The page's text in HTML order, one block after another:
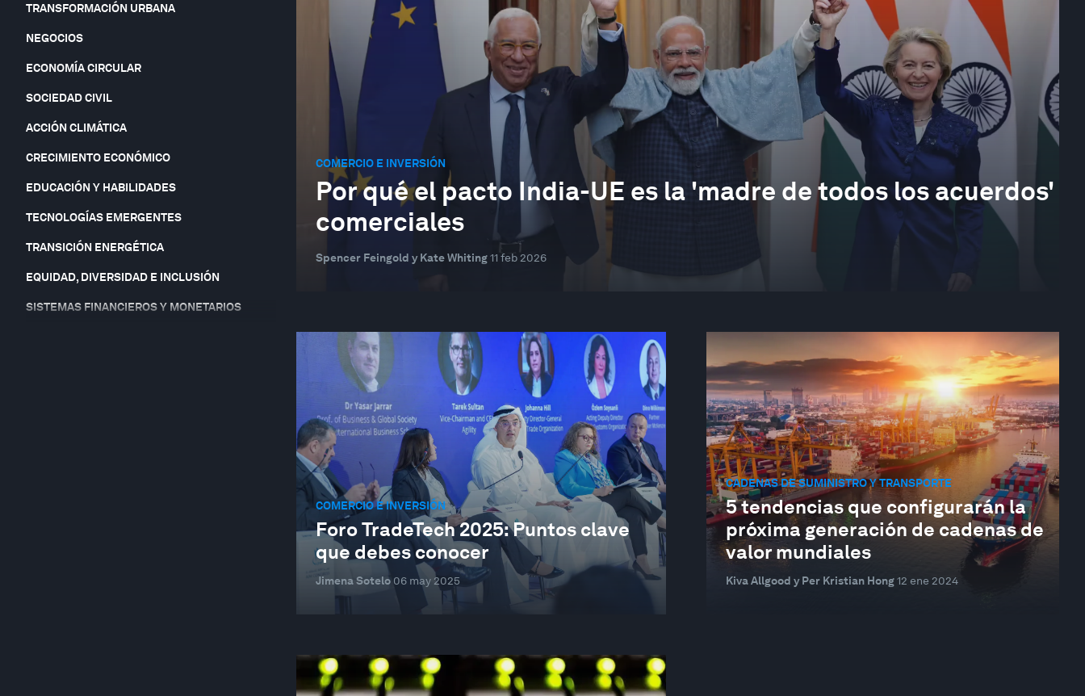
TRANSFORMACIÓN URBANA
NEGOCIOS
ECONOMÍA CIRCULAR
SOCIEDAD CIVIL
ACCIÓN CLIMÁTICA
CRECIMIENTO ECONÓMICO
EDUCACIÓN Y HABILIDADES
TECNOLOGÍAS EMERGENTES
TRANSICIÓN ENERGÉTICA
EQUIDAD, DIVERSIDAD E INCLUSIÓN
SISTEMAS FINANCIEROS Y MONETARIOS
COMERCIO E INVERSIÓN
Por qué el pacto India-UE es la 'madre de todos los acuerdos'
comerciales
Spencer Feingold y Kate Whiting 11 feb 2026
COMERCIO E INVERSIÓN
Foro TradeTech 2025: Puntos clave
que debes conocer
Jimena Sotelo 06 may 2025
CADENAS DE SUMINISTRO Y TRANSPORTE
5 tendencias que configurarán la
próxima generación de cadenas de
valor mundiales
Kiva Allgood y Per Kristian Hong 12 ene 2024